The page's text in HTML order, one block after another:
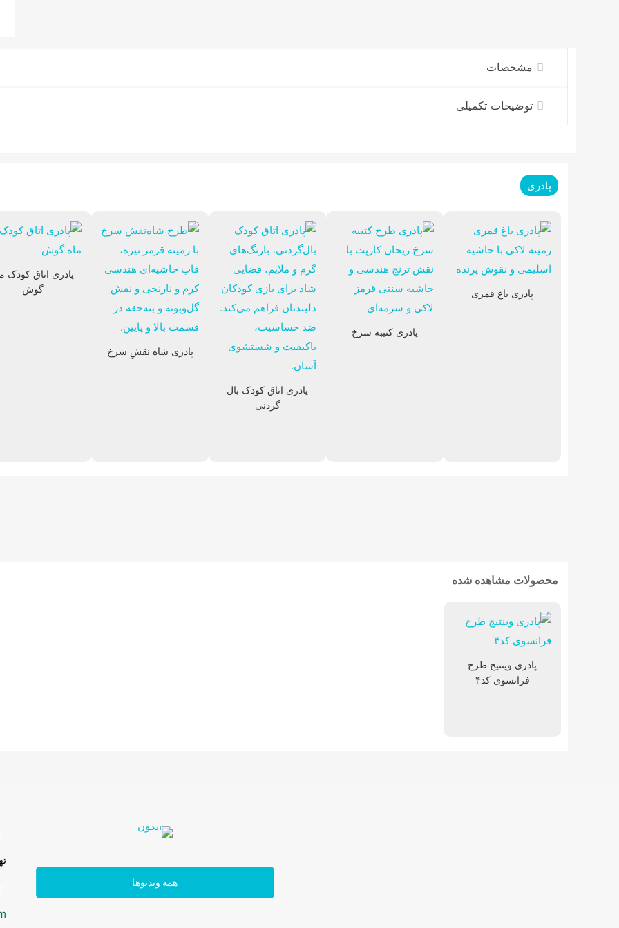
مشخصات
توضیحات تکمیلی
پادری
پادری باغ قمری
پادری کتیبه سرخ
پادری اتاق کودک بال
گردنی
پادری شاه نقشِ سرخ
پادری اتاق کودک
گوش
محصولات مشاهده شده
پادری وینتیج طرح
فرانسوی کد۴
همه ویدیوها
سفره و رو فرشی